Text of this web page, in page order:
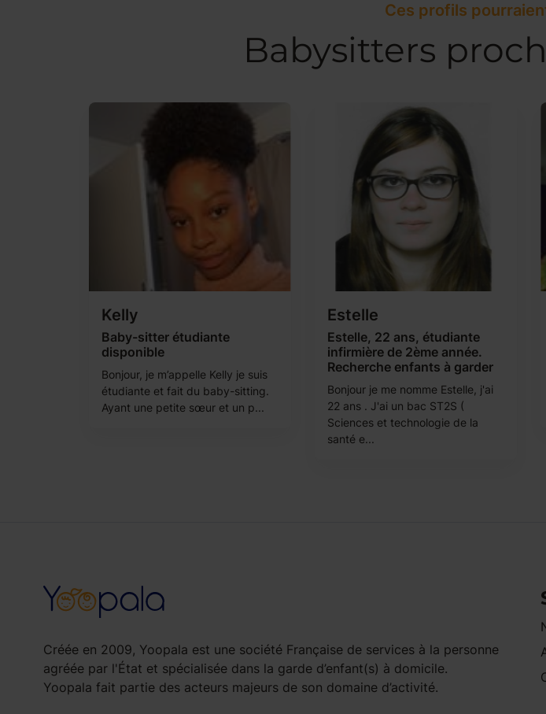
Ces profils
Babysitters
Kelly
Baby-sitter étudiante
disponible
Bonjour, je m’appelle Kelly je suis
étudiante et fait du baby-sitting.
Ayant une petite sœur et un p...
Estelle
Estelle, 22 ans, étudiante
infirmière de 2ème année.
Recherche enfants à garder
Bonjour je me nomme Estelle, j'ai
22 ans . J'ai un bac ST2S (
Sciences et technologie de la
santé e...
Créée en 2009, Yoopala est une société Française de services à la personne
agréée par l'État et spécialisée dans la garde d’enfant(s) à domicile.
Yoopala fait partie des acteurs majeurs de son domaine d’activité.